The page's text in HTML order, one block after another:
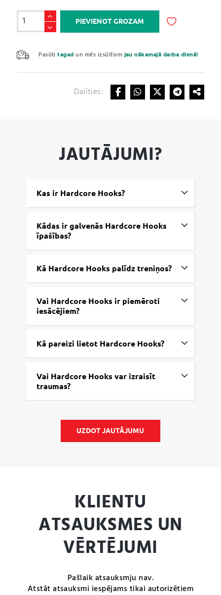
Svarcelšanas
Āķi
Pull
Strap
Steel
PIEVIENOT GROZAM
Pasūtitagad un mēs izsūtīsimjau nākamajā darba dienā!
e
r
n
Dalīties:
JAUTĀJUMI?
Kas ir Hardcore Hooks?
Kādas ir galvenās Hardcore Hooks
īpašības?
Kā Hardcore Hooks palīdz treniņos?
Vai Hardcore Hooks ir piemēroti
iesācējiem?
Kā pareizi lietot Hardcore Hooks?
Vai Hardcore Hooks var izraisīt
traumas?
UZDOT JAUTĀJUMU
KLIENTU
ATSAUKSMES UN
VĒRTĒJUMI
Pašlaik atsauksmju nav.
Atstāt atsauksmi iespējams tikai autorizētiem